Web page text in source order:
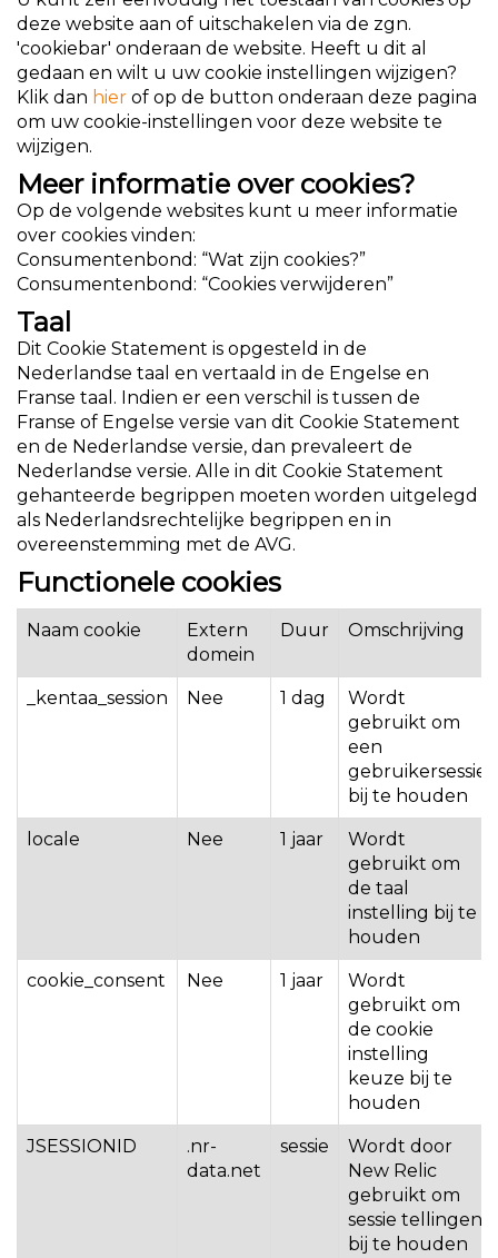
deze website aan of uitschakelen via de zgn.
'cookiebar' onderaan de website. Heeft u dit al
gedaan en wilt u uw cookie instellingen wijzigen?
Klik dan hier of op de button onderaan deze pagina
om uw cookie-instellingen voor deze website te
wijzigen.
Meer informatie over cookies?
Op de volgende websites kunt u meer informatie
over cookies vinden:
Consumentenbond: “Wat zijn cookies?”
Consumentenbond: “Cookies verwijderen”
Taal
Dit Cookie Statement is opgesteld in de
Nederlandse taal en vertaald in de Engelse en
Franse taal. Indien er een verschil is tussen de
Franse of Engelse versie van dit Cookie Statement
en de Nederlandse versie, dan prevaleert de
Nederlandse versie. Alle in dit Cookie Statement
gehanteerde begrippen moeten worden uitgelegd
als Nederlandsrechtelijke begrippen en in
overeenstemming met de AVG.
Functionele cookies
Naam cookie
Extern
domein
Duur Omschrijving
_kentaa_session Nee 1 dag
Wordt
gebruikt om
een
gebruikersessie
bij te houden
locale Nee 1 jaar
Wordt
gebruikt om
de taal
instelling bij te
houden
cookie_consent Nee 1 jaar
Wordt
gebruikt om
de cookie
instelling
keuze bij te
houden
JSESSIONID
.nr-
data.net
sessie
Wordt door
New Relic
gebruikt om
sessie tellingen
bij te houden